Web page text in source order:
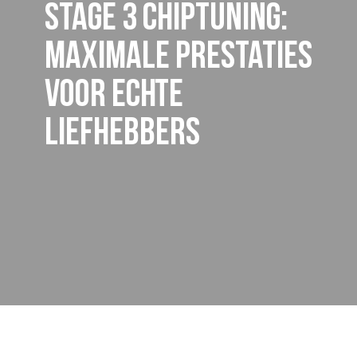
Stage 3 chiptuning:
maximale prestaties
voor echte
liefhebbers